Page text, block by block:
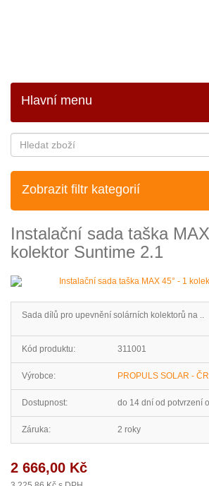
Hlavní menu
Zobrazit filtr kategorií
Instalační sada taška
kolektor Suntime 2.1
Sada dílů pro upevnění solárních kolektorů na ..
Kód produktu: 311001
Výrobce: PROPULS SOLAR - ČR
Dostupnost: do 14 dní od potvrzení
Záruka: 2 roky
2 666,00 Kč